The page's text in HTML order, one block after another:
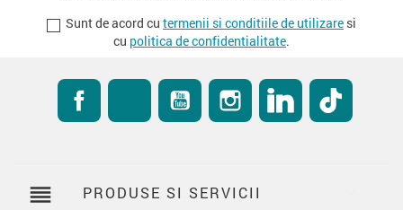
Sunt de acord cu termenii si conditiile de utilizare si
cu politica de confidentialitate.
FacebookRSS YouTube InstagramLinkedIn
reorder PRODUSE SI SERVICII